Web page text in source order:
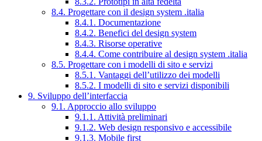
8.4. Progettare con il design system .italia
8.4.1. Documentazione
8.4.2. Benefici del design system
8.4.3. Risorse operative
8.4.4. Come contribuire al design system .italia
8.5. Progettare con i modelli di sito e servizi
8.5.1. Vantaggi dell’utilizzo dei modelli
8.5.2. I modelli di sito e servizi disponibili
9. Sviluppo dell’interfaccia
9.1. Approccio allo sviluppo
9.1.1. Attività preliminari
9.1.2. Web design responsivo e accessibile
9.1.3. Mobile first